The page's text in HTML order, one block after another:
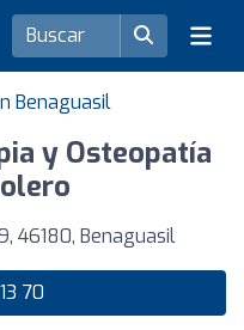
Benaguasil
y Osteopatía
46180, Benaguasil
70